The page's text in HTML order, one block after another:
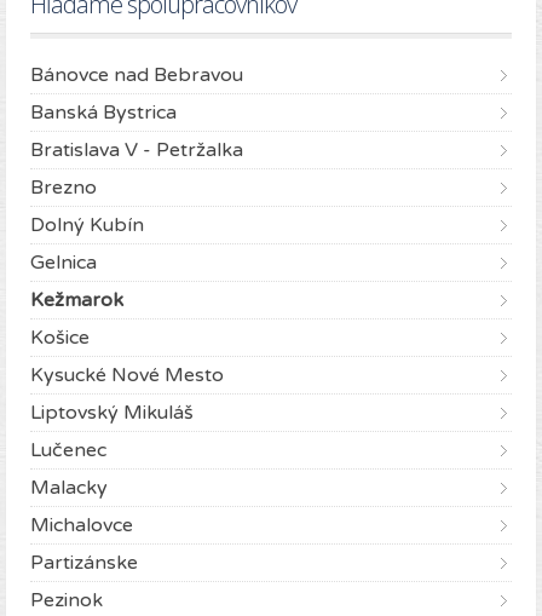
Bánovce nad Bebravou
Banská Bystrica
Bratislava V - Petržalka
Brezno
Dolný Kubín
Gelnica
Kežmarok
Košice
Kysucké Nové Mesto
Liptovský Mikuláš
Lučenec
Malacky
Michalovce
Partizánske
Pezinok